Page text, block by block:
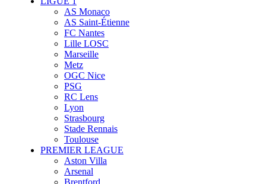
AS Monaco
AS Saint-Étienne
FC Nantes
Lille LOSC
Marseille
Metz
OGC Nice
PSG
RC Lens
Lyon
Strasbourg
Stade Rennais
Toulouse
PREMIER LEAGUE
Aston Villa
Arsenal
Brentford